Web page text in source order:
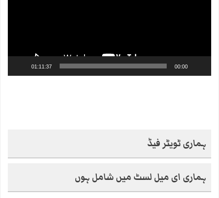
00:00
01:11:37
ہماری ٹویٹر فیڈ
ہماری ای میل لسٹ میں شامل ہوں